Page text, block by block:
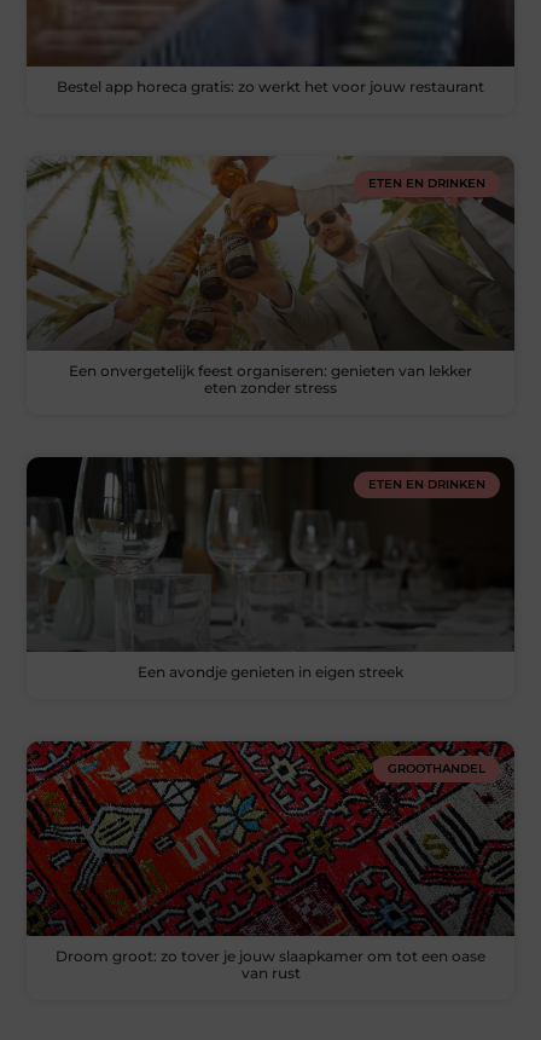
Bestel app horeca gratis: zo werkt het voor jouw restaurant
ETEN EN DRINKEN
Een onvergetelijk feest organiseren: genieten van lekker
eten zonder stress
ETEN EN DRINKEN
Een avondje genieten in eigen streek
GROOTHANDEL
Droom groot: zo tover je jouw slaapkamer om tot een oase
van rust